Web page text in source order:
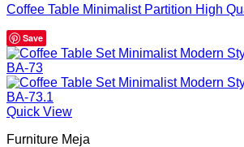
Coffee Table Minimalist Partition High
Save
Quick View
Furniture Meja